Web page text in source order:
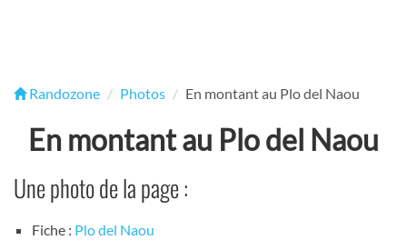
Randozone Photos En montant au Plo del Naou
En montant au Plo del Naou
Une photo de la page :
Fiche : Plo del Naou